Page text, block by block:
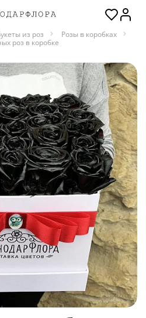
из роз
Розы в коробках
роз в коробке